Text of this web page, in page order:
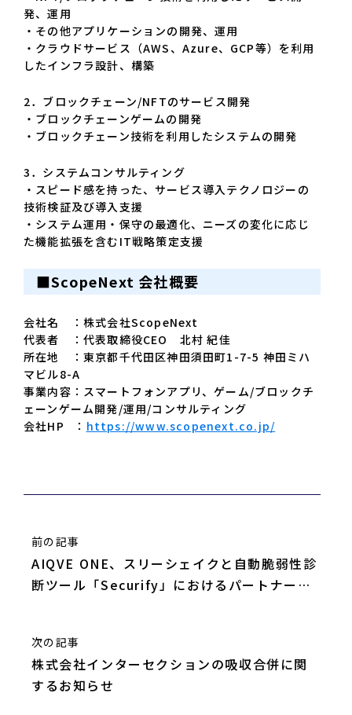
発、運用
・その他アプリケーションの開発、運用
・クラウドサービス（AWS、Azure、GCP等）を利用
したインフラ設計、構築
2．ブロックチェーン/NFTのサービス開発
・ブロックチェーンゲームの開発
・ブロックチェーン技術を利用したシステムの開発
3．システムコンサルティング
・スピード感を持った、サービス導入テクノロジーの
技術検証及び導入支援
・システム運用・保守の最適化、ニーズの変化に応じ
た機能拡張を含むIT戦略策定支援
■ScopeNext 会社概要
会社名 ：株式会社ScopeNext
代表者 ：代表取締役CEO 北村 紀佳
所在地 ：東京都千代田区神田須田町1-7-5 神田ミハ
マビル8-A
事業内容：スマートフォンアプリ、ゲーム/ブロックチ
ェーンゲーム開発/運用/コンサルティング
会社HP ： https://www.scopenext.co.jp/
前の記事
AIQVE ONE、スリーシェイクと自動脆弱性診
断ツール「Securify」におけるパートナー契
次の記事
株式会社インターセクションの吸収合併に関
するお知らせ